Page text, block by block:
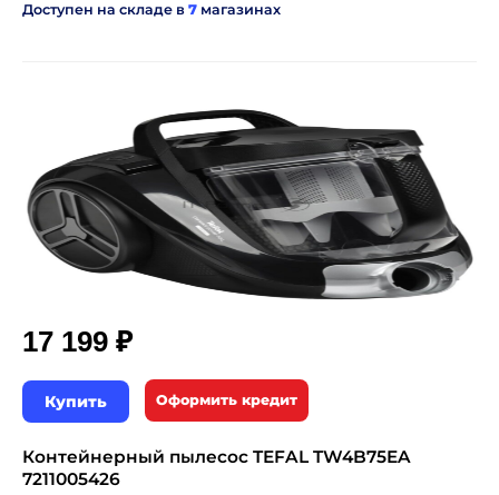
Доступен на складе в 7 магазинах
17 199 ₽
Купить Оформить кредит
Контейнерный пылесос TEFAL TW4B75EA
7211005426